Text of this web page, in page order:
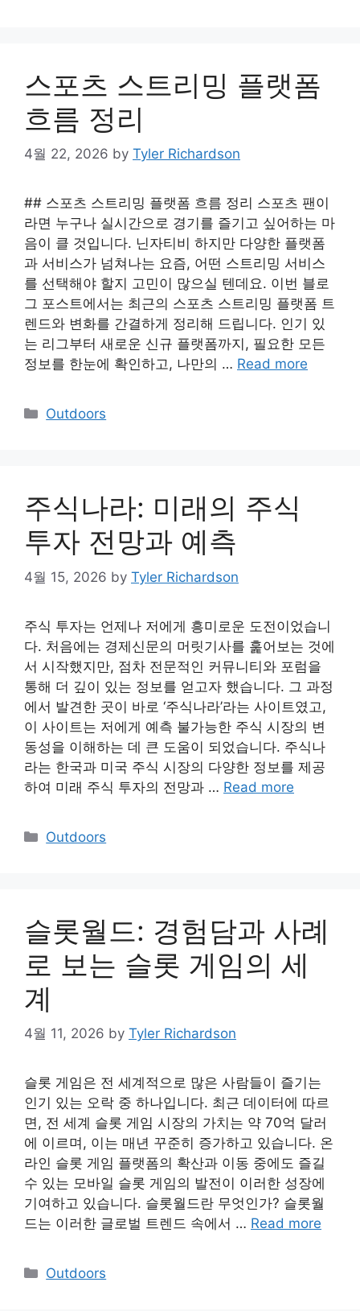
스포츠 스트리밍 플랫폼
흐름 정리
4월 22, 2026 by Tyler Richardson
## 스포츠 스트리밍 플랫폼 흐름 정리 스포츠 팬이
라면 누구나 실시간으로 경기를 즐기고 싶어하는 마
음이 클 것입니다. 닌자티비 하지만 다양한 플랫폼
과 서비스가 넘쳐나는 요즘, 어떤 스트리밍 서비스
를 선택해야 할지 고민이 많으실 텐데요. 이번 블로
그 포스트에서는 최근의 스포츠 스트리밍 플랫폼 트
렌드와 변화를 간결하게 정리해 드립니다. 인기 있
는 리그부터 새로운 신규 플랫폼까지, 필요한 모든
정보를 한눈에 확인하고, 나만의 … Read more
Categories
Outdoors
주식나라: 미래의 주식
투자 전망과 예측
4월 15, 2026 by Tyler Richardson
주식 투자는 언제나 저에게 흥미로운 도전이었습니
다. 처음에는 경제신문의 머릿기사를 훑어보는 것에
서 시작했지만, 점차 전문적인 커뮤니티와 포럼을
통해 더 깊이 있는 정보를 얻고자 했습니다. 그 과정
에서 발견한 곳이 바로 ‘주식나라’라는 사이트였고,
이 사이트는 저에게 예측 불가능한 주식 시장의 변
동성을 이해하는 데 큰 도움이 되었습니다. 주식나
라는 한국과 미국 주식 시장의 다양한 정보를 제공
하여 미래 주식 투자의 전망과 … Read more
Categories
Outdoors
슬롯월드: 경험담과 사례
로 보는 슬롯 게임의 세
계
4월 11, 2026 by Tyler Richardson
슬롯 게임은 전 세계적으로 많은 사람들이 즐기는
인기 있는 오락 중 하나입니다. 최근 데이터에 따르
면, 전 세계 슬롯 게임 시장의 가치는 약 70억 달러
에 이르며, 이는 매년 꾸준히 증가하고 있습니다. 온
라인 슬롯 게임 플랫폼의 확산과 이동 중에도 즐길
수 있는 모바일 슬롯 게임의 발전이 이러한 성장에
기여하고 있습니다. 슬롯월드란 무엇인가? 슬롯월
드는 이러한 글로벌 트렌드 속에서 … Read more
Categories
Outdoors